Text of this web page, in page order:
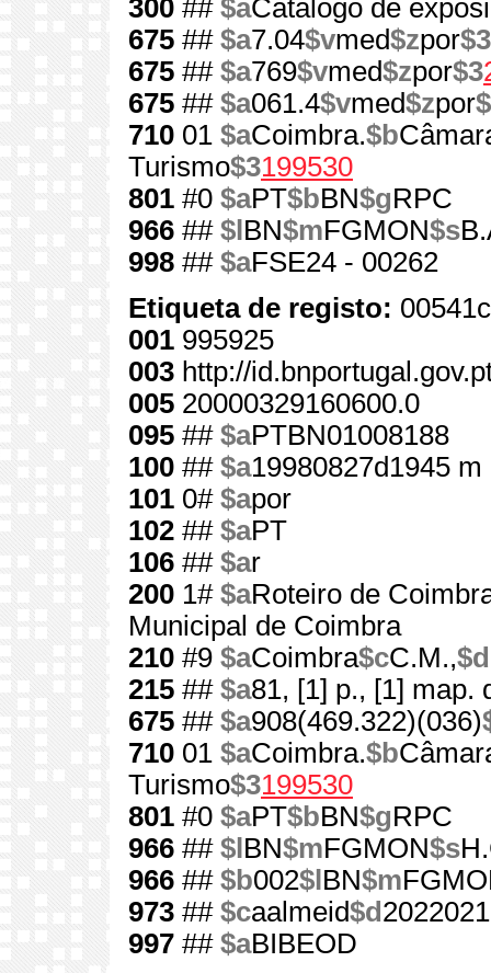
300 ## $aCatálogo de
675 ## $a7.04$vmed$zpor$3
675 ## $a769$vmed$zpor$3
675 ## $a061.4$vmed$zpor
710 01 $aCoimbra.$b
Turismo$3199530
801 #0 $aPT$bBN$gRPC
966 ## $l BN$mFGMON$s
998 ## $aFSE24 - 00262
Etiqueta de registo:
001 995925
003 http://
005 20000329160600.0
095 ## $aPTBN01008188
100 ## $a19980827d1945
101 0# $apor
102 ## $aPT
106 ## $ar
200 1# $aRoteiro de
Municipal de Coimbra
210 #9 $aCoimbra$cC.M.,$d
215 ## $a81, [1] p., [1] map.
675 ## $a908(469.322)(036)
710 01 $aCoimbra.$b
Turismo$3199530
801 #0 $aPT$bBN$gRPC
966 ## $l BN$mFGMON$s
966 ## $b002$l BN$m
973 ## $caalmeid$d
997 ## $aBIBEOD